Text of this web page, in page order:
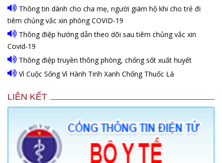
Thông tin dành cho cha mẹ, người giám hộ khi cho trẻ đi
tiêm chủng vắc xin phòng COVID-19
Thông điệp hướng dẫn theo dõi sau tiêm chủng vắc xin
Covid-19
Thông điệp truyền thông phòng, chống sốt xuất huyết
Vì Cuộc Sống Vì Hành Tinh Xanh Chống Thuốc Lá
LIÊN KẾT